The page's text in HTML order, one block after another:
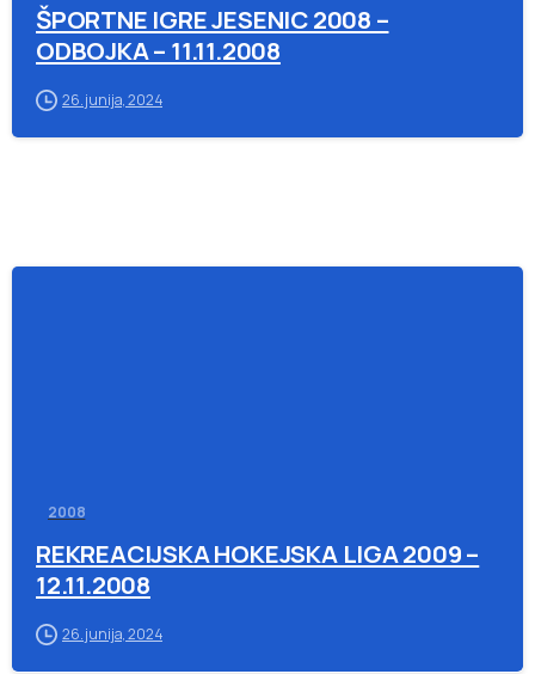
ŠPORTNE IGRE JESENIC 2008 –
ODBOJKA – 11.11.2008
26. junija, 2024
2008
REKREACIJSKA HOKEJSKA LIGA 2009 –
12.11.2008
26. junija, 2024